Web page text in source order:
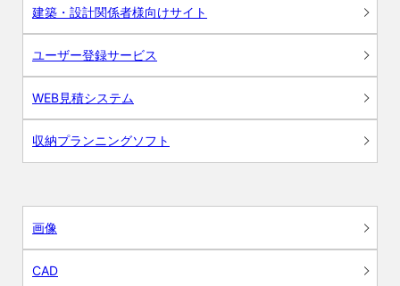
建築・設計関係者様向けサイト
ユーザー登録サービス
WEB見積システム
収納プランニングソフト
画像
CAD